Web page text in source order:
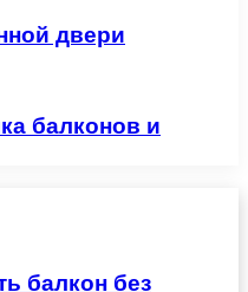
двери
балконов и
балкон без